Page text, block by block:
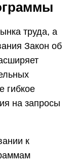
труда, а
Закон об
гибкое
на запросы
к